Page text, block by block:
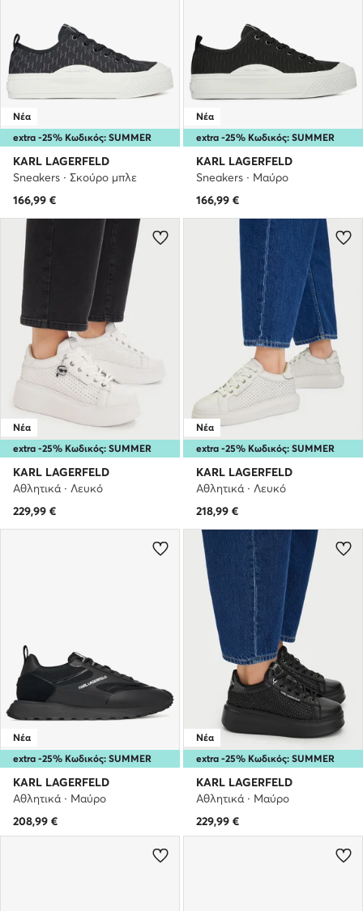
extra -25% Κωδικός: SUMMER
Νέα
KARL LAGERFELD
Sneakers · Σκούρο μπλε
166,99 €
extra -25% Κωδικός: SUMMER
Νέα
KARL LAGERFELD
Sneakers · Μαύρο
166,99 €
extra -25% Κωδικός: SUMMER
Νέα
KARL LAGERFELD
Αθλητικά · Λευκό
229,99 €
extra -25% Κωδικός: SUMMER
Νέα
KARL LAGERFELD
Αθλητικά · Λευκό
218,99 €
extra -25% Κωδικός: SUMMER
Νέα
KARL LAGERFELD
Αθλητικά · Μαύρο
208,99 €
extra -25% Κωδικός: SUMMER
Νέα
KARL LAGERFELD
Αθλητικά · Μαύρο
229,99 €